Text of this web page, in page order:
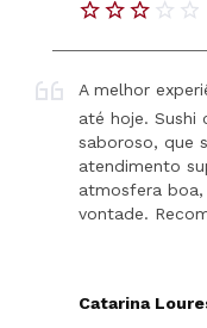
A melhor
até hoje. Sushi
saboroso, que
atendimento
atmosfera
vontade.
Catarina